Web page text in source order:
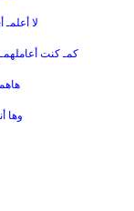
لا
كمـ كنت
وها